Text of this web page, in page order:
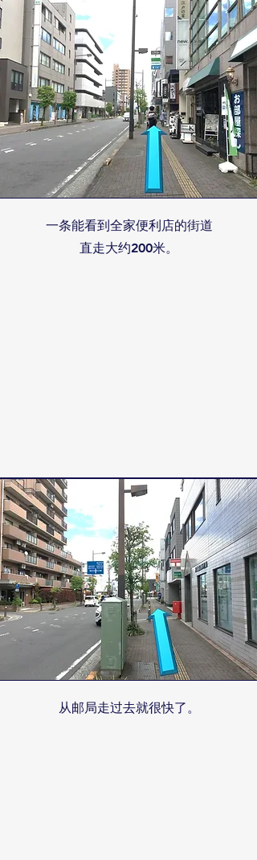
一条能看到全家便利店的街道
直走大约200米。
从邮局走过去就很快了。